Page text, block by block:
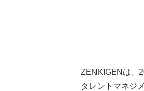
ZENKIGENは、
タレントマネジ